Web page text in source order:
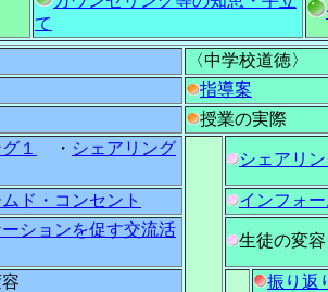
て
〈中学校道徳〉
指導案
授業の実際
１
・ シェアリング
シェアリ
ド・コンセント
インフォ
ションを促す交流活
生徒の変容
振り返